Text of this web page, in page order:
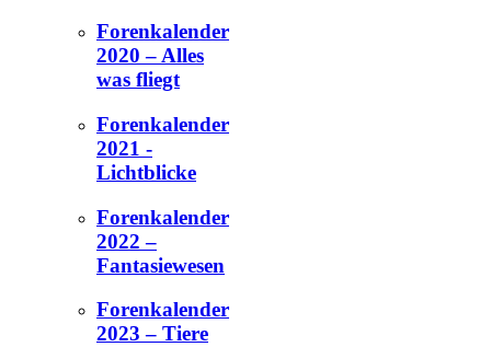
Forenkalender
2020 – Alles
was fliegt
Forenkalender
2021 -
Lichtblicke
Forenkalender
2022 –
Fantasiewesen
Forenkalender
2023 – Tiere